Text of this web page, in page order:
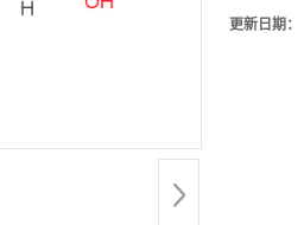
更新日期：